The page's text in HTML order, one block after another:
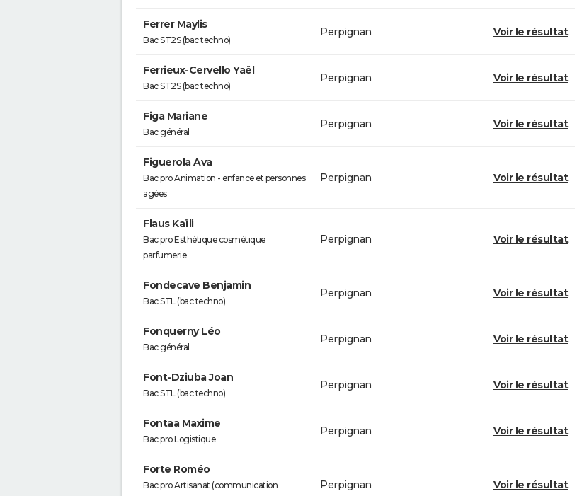
Ferrer Maylis
Bac ST2S (bac techno)
Perpignan Voir le résultat
Ferrieux-Cervello Yaël
Bac ST2S (bac techno)
Perpignan Voir le résultat
Figa Mariane
Bac général
Perpignan Voir le résultat
Figuerola Ava
Bac pro Animation - enfance et personnes
agées
Perpignan Voir le résultat
Flaus Kaïli
Bac pro Esthétique cosmétique
parfumerie
Perpignan Voir le résultat
Fondecave Benjamin
Bac STL (bac techno)
Perpignan Voir le résultat
Fonquerny Léo
Bac général
Perpignan Voir le résultat
Font-Dziuba Joan
Bac STL (bac techno)
Perpignan Voir le résultat
Fontaa Maxime
Bac pro Logistique
Perpignan Voir le résultat
Forte Roméo
Bac pro Artisanat (communication
Perpignan Voir le résultat